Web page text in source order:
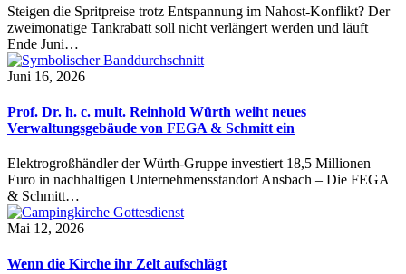
Steigen die Spritpreise trotz Entspannung im Nahost-Konflikt? Der
zweimonatige Tankrabatt soll nicht verlängert werden und läuft
Ende Juni…
Juni 16, 2026
Prof. Dr. h. c. mult. Reinhold Würth weiht neues
Verwaltungsgebäude von FEGA & Schmitt ein
Elektrogroßhändler der Würth-Gruppe investiert 18,5 Millionen
Euro in nachhaltigen Unternehmensstandort Ansbach – Die FEGA
& Schmitt…
Mai 12, 2026
Wenn die Kirche ihr Zelt aufschlägt